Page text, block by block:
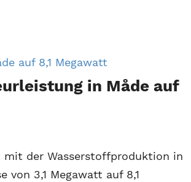
in Måde auf
mit der Wasserstoffproduktion in
von 3,1 Megawatt auf 8,1